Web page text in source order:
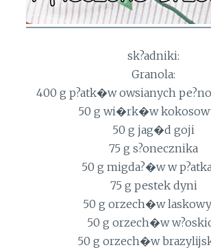
sk?adniki:
Granola:
400 g p?atk�w owsianych
50 g wi�rk�w
50 g jag�d goji
75 g s?onecznika
50 g migda?�w w
75 g pestek dyni
50 g orzech�w
50 g orzech�w
50 g orzech�w